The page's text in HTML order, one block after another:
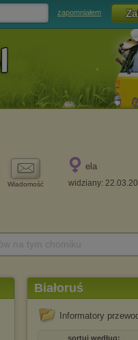
zapomniałem
Wiadomość
ela
widziany:
Białoruś
Informatory
sortuj według: